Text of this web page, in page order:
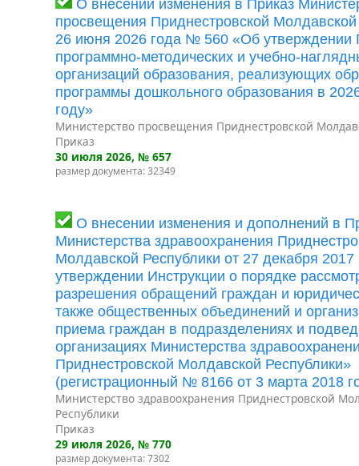
О внесении изменения в Приказ
просвещения Приднестровской Молдавской
26 июня 2026 года № 560 «Об утверждении
программно-методических и учебно-
организаций образования, реализующих
программы дошкольного образования в
году»
Министерство просвещения Приднестровской
Приказ
30 июля 2026, № 657
размер документа: 32349
О внесении изменения и дополнений в
Министерства здравоохранения
Молдавской Республики от 27 декабря
утверждении Инструкции о порядке
разрешения обращений граждан и
также общественных объединений и
приема граждан в подразделениях и
организациях Министерства
Приднестровской Молдавской Республики»
(регистрационный № 8166 от 3 марта 2018
Министерство здравоохранения Приднестровской
Республики
Приказ
29 июля 2026, № 770
размер документа: 7302